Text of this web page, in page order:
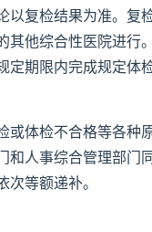
以复检结果为准。复
其他综合性医院进行
定期限内完成规定体
或体检不合格等各种
和人事综合管理部门
次等额递补。